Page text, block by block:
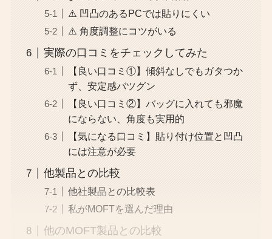
⚠️ 凹凸のあるPCでは貼りにくい
⚠️ 角度調整にコツがいる
実際の口コミをチェックしてみた
【良い口コミ①】傾斜なしでもガタつか
ず、安定感バツグン
【良い口コミ②】バッグに入れても邪魔
にならない、角度も実用的
【気になる口コミ】貼り付け位置と凹凸
には注意が必要
他製品との比較
他社製品との比較表
私がMOFTを選んだ理由
他のMOFT製品との比較